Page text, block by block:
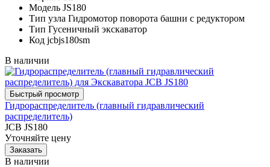
Модель JS180
Тип узла Гидромотор поворота башни с редуктором
Тип Гусеничный экскаватор
Код jcbjs180sm
В наличии
Гидрораспределитель (главный гидравлический
распределитель)
JCB JS180
Уточняйте цену
В наличии